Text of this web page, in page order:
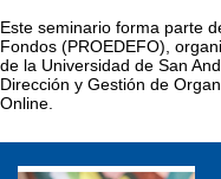
Este seminario forma parte
Fondos (PROEDEFO),
de la Universidad de San
Dirección y Gestión de
Online.